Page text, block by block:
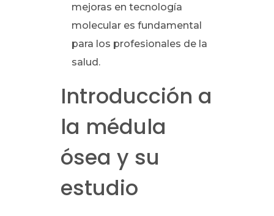
mejoras en tecnología
molecular es fundamental
para los profesionales de la
salud.
Introducción a
la médula
ósea y su
estudio